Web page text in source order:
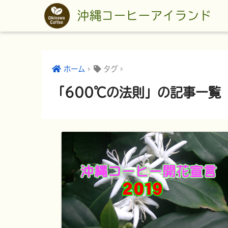
沖縄コーヒーアイランド
ホーム タグ
「600℃の法則」の記事一覧